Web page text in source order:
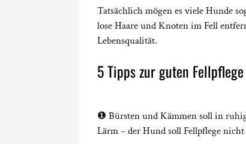
Tatsächlich mögen es viele Hunde
lose Haare und Knoten im Fell
Lebensqualität.
5 Tipps zur guten Fellpflege
❶ Bürsten und Kämmen soll in
Lärm – der Hund soll Fellpflege